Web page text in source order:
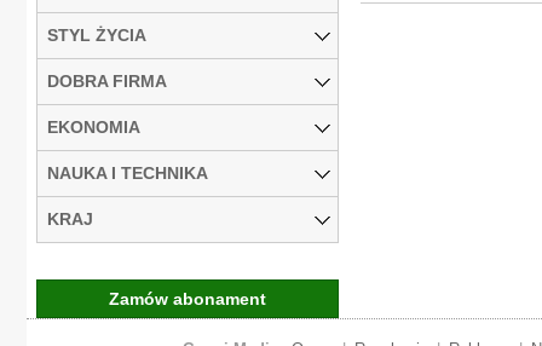
STYL ŻYCIA
DOBRA FIRMA
EKONOMIA
NAUKA I TECHNIKA
KRAJ
Zamów abonament